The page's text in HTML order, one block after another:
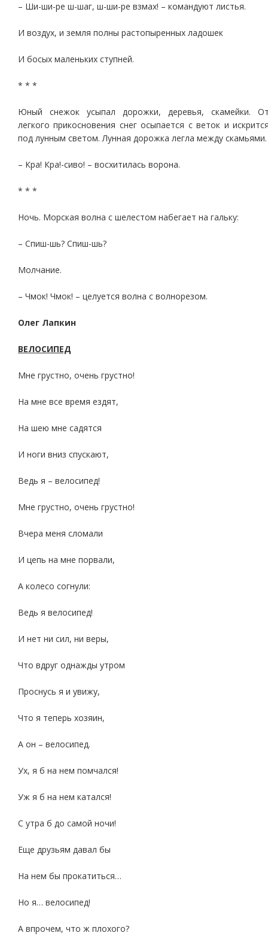
– Ши-ши-ре ш-шаг, ш-ши-ре взмах! – командуют листья.
И воздух, и земля полны растопыренных ладошек
И босых маленьких ступней.
* * *
Юный снежок усыпал дорожки, деревья, скамейки.
легкого прикосновения снег осыпается с веток и
под лунным светом. Лунная дорожка легла между скамьями.
– Кра! Кра!-сиво! – восхитилась ворона.
* * *
Ночь. Морская волна с шелестом набегает на гальку:
– Спиш-шь? Спиш-шь?
Молчание.
– Чмок! Чмок! – целуется волна с волнорезом.
Олег Лапкин
ВЕЛОСИПЕД
Мне грустно, очень грустно!
На мне все время ездят,
На шею мне садятся
И ноги вниз спускают,
Ведь я – велосипед!
Мне грустно, очень грустно!
Вчера меня сломали
И цепь на мне порвали,
А колесо согнули:
Ведь я велосипед!
И нет ни сил, ни веры,
Что вдруг однажды утром
Проснусь я и увижу,
Что я теперь хозяин,
А он – велосипед.
Ух, я б на нем помчался!
Уж я б на нем катался!
С утра б до самой ночи!
Еще друзьям давал бы
На нем бы прокатиться…
Но я… велосипед!
А впрочем, что ж плохого?